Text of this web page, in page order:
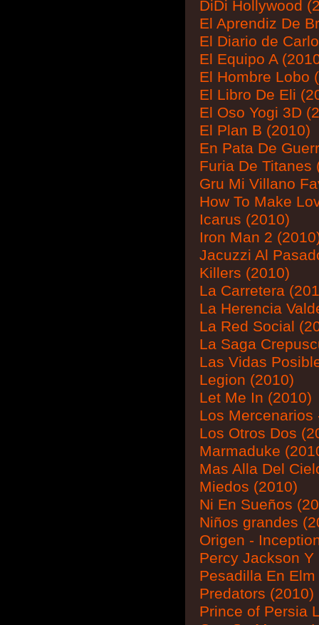
DiDi Hollywood
El Aprendiz De
El Diario de
El Equipo A
El Hombre Lobo
El Libro De Eli
El Oso Yogi 3D
El Plan B (2010)
En Pata De
Furia De Titanes
Gru Mi Villano
How To Make
Icarus (2010)
Iron Man 2
Jacuzzi Al
Killers (2010)
La Carretera
La Herencia
La Red Social
La Saga
Las Vidas
Legion (2010)
Let Me In (2010)
Los Mercenarios
Los Otros Dos
Marmaduke
Mas Alla Del
Miedos (2010)
Ni En Sueños
Niños grandes
Origen -
Percy Jackson
Pesadilla En
Predators (2010)
Prince of Persia